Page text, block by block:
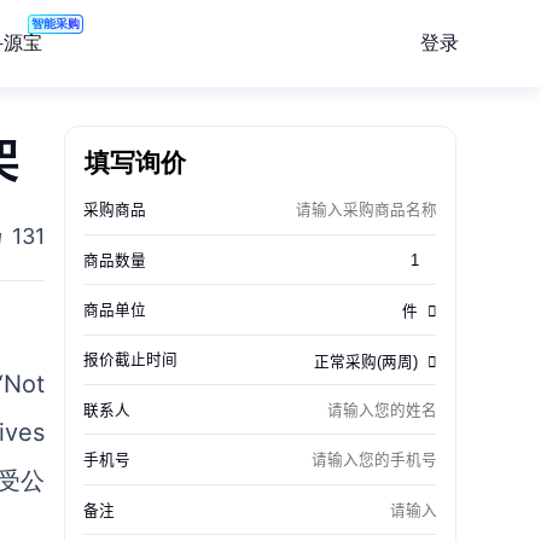
宝
智能采购
登录
131
公
填写询价